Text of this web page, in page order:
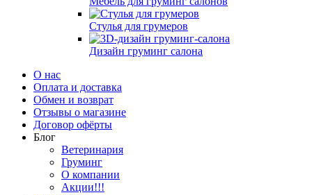
Стулья для грумеров
Дизайн груминг салона
О нас
Оплата и доставка
Обмен и возврат
Отзывы о магазине
Договор офёрты
Блог
Ветеринария
Груминг
О компании
Акции!!!